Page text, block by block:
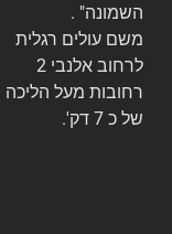
השמונה" .
משם עולים רגלית
לרחוב אלנבי 2
רחובות מעל הליכה
של כ 7 דק'.